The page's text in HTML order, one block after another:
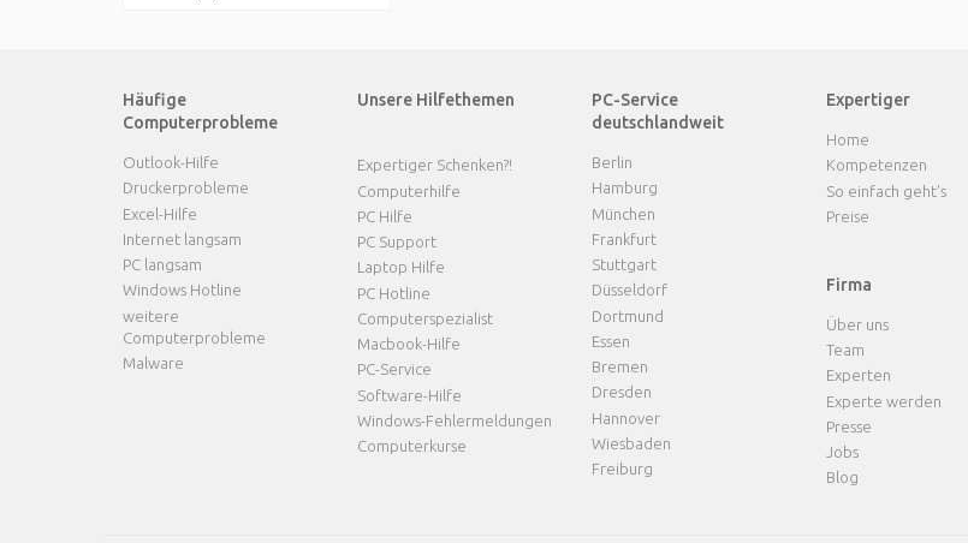
Häufige
Computerprobleme
Outlook-Hilfe
Druckerprobleme
Excel-Hilfe
Internet langsam
PC langsam
Windows Hotline
weitere
Computerprobleme
Malware
Unsere Hilfethemen
Expertiger Schenken?!
Computerhilfe
PC Hilfe
PC Support
Laptop Hilfe
PC Hotline
Computerspezialist
Macbook-Hilfe
PC-Service
Software-Hilfe
Windows-Fehlermeldungen
Computerkurse
PC-Service
deutschlandweit
Berlin
Hamburg
München
Frankfurt
Stuttgart
Düsseldorf
Dortmund
Essen
Bremen
Dresden
Hannover
Wiesbaden
Freiburg
Expertiger
Home
Kompetenzen
So einfach geht's
Preise
Firma
Über uns
Team
Experten
Experte werden
Presse
Jobs
Blog